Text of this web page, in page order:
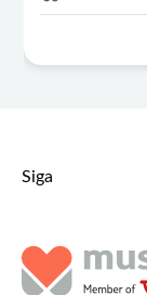
Siga